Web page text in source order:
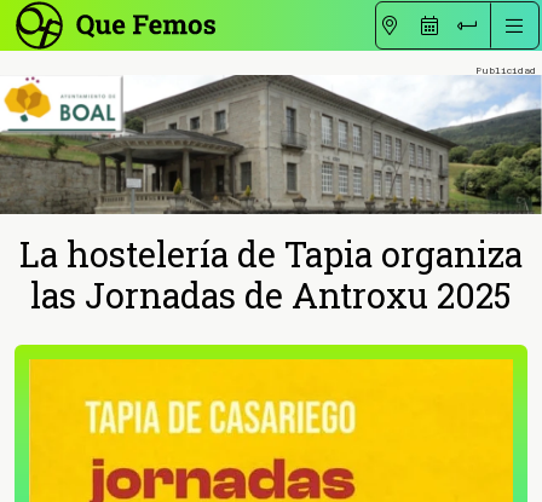
La hostelería de Tapia organiza
las Jornadas de Antroxu 2025